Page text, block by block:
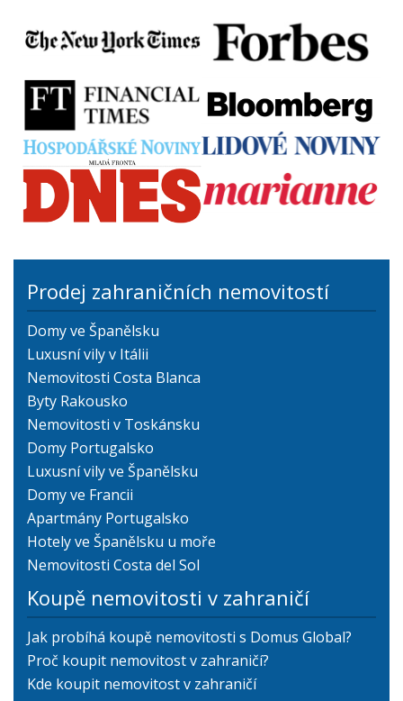
Prodej zahraničních nemovitostí
Domy ve Španělsku
Luxusní vily v Itálii
Nemovitosti Costa Blanca
Byty Rakousko
Nemovitosti v Toskánsku
Domy Portugalsko
Luxusní vily ve Španělsku
Domy ve Francii
Apartmány Portugalsko
Hotely ve Španělsku u moře
Nemovitosti Costa del Sol
Koupě nemovitosti v zahraničí
Jak probíhá koupě nemovitosti s Domus Global?
Proč koupit nemovitost v zahraničí?
Kde koupit nemovitost v zahraničí